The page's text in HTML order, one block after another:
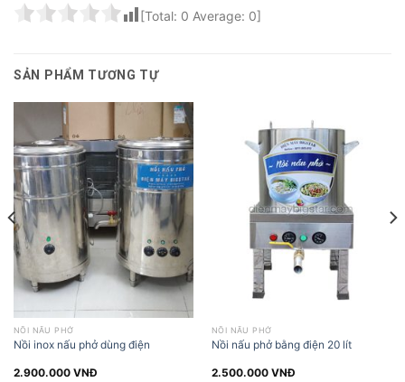
[Total: 0 Average: 0]
SẢN PHẨM TƯƠNG TỰ
NỒI NẤU PHỞ
Nồi inox nấu phở dùng điện
2.900.000 VNĐ
NỒI NẤU PHỞ
Nồi nấu phở bằng điện 20 lít
2.500.000 VNĐ